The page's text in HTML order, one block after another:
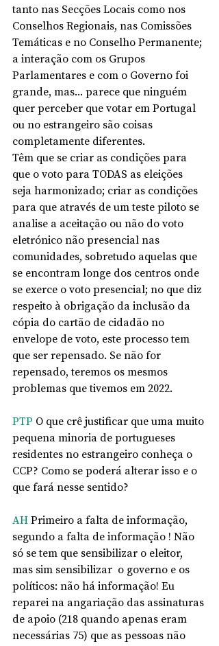
tanto nas Secções Locais como nos
Conselhos Regionais, nas Comissões
Temáticas e no Conselho Permanente;
a interação com os Grupos
Parlamentares e com o Governo foi
grande, mas... parece que ninguém
quer perceber que votar em Portugal
ou no estrangeiro são coisas
completamente diferentes.
Têm que se criar as condições para
que o voto para TODAS as eleições
seja harmonizado; criar as condições
para que através de um teste piloto se
analise a aceitação ou não do voto
eletrónico não presencial nas
comunidades, sobretudo aquelas que
se encontram longe dos centros onde
se exerce o voto presencial; no que diz
respeito à obrigação da inclusão da
cópia do cartão de cidadão no
envelope de voto, este processo tem
que ser repensado. Se não for
repensado, teremos os mesmos
problemas que tivemos em 2022.
PTP O que crê justificar que uma muito
pequena minoria de portugueses
residentes no estrangeiro conheça o
CCP? Como se poderá alterar isso e o
que fará nesse sentido?
AH Primeiro a falta de informação,
segundo a falta de informação ! Não
só se tem que sensibilizar o eleitor,
mas sim sensibilizar  o governo e os
políticos: não há informação! Eu
reparei na angariação das assinaturas
de apoio (218 quando apenas eram
necessárias 75) que as pessoas não